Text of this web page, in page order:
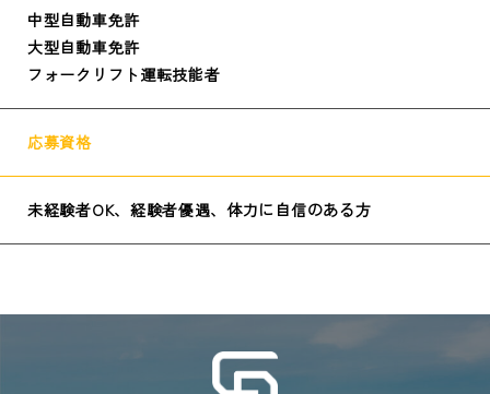
中型自動車免許
大型自動車免許
フォークリフト運転技能者
応募資格
未経験者OK、経験者優遇、体力に自信のある方